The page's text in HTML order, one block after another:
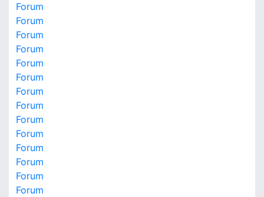
Forum
Forum
Forum
Forum
Forum
Forum
Forum
Forum
Forum
Forum
Forum
Forum
Forum
Forum